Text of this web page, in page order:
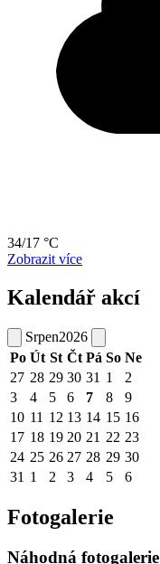
34/17 °C
Zobrazit více
Kalendář akcí
Srpen2026
Po Út St Čt Pá So Ne
27 28 29 30 31 1
2
3
4 5 6 7 8
9
10 11 12 13 14 15 16
17 18 19 20 21 22 23
24 25 26 27 28 29 30
31 1 2 3 4 5 6
Fotogalerie
Náhodná fotogalerie